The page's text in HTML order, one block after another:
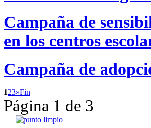
Campaña de
en los centros
Campaña de
123»Fin
Página 1 de 3